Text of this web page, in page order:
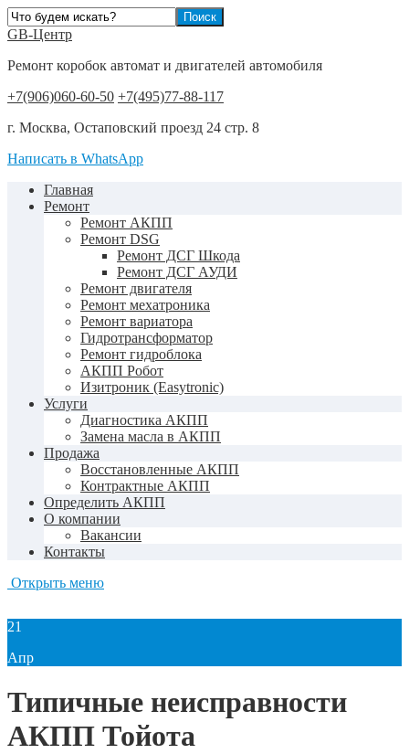
GB-Центр
Ремонт коробок автомат и двигателей автомобиля
+7(906)060-60-50 +7(495)77-88-117
г. Москва, Остаповский проезд 24 стр. 8
Написать в WhatsApp
Главная
Ремонт
Ремонт АКПП
Ремонт DSG
Ремонт ДСГ Шкода
Ремонт ДСГ АУДИ
Ремонт двигателя
Ремонт мехатроника
Ремонт вариатора
Гидротрансформатор
Ремонт гидроблока
АКПП Робот
Изитроник (Easytronic)
Услуги
Диагностика АКПП
Замена масла в АКПП
Продажа
Восстановленные АКПП
Контрактные АКПП
Определить АКПП
О компании
Вакансии
Контакты
Открыть меню
21
Апр
Типичные неисправности
АКПП Тойота